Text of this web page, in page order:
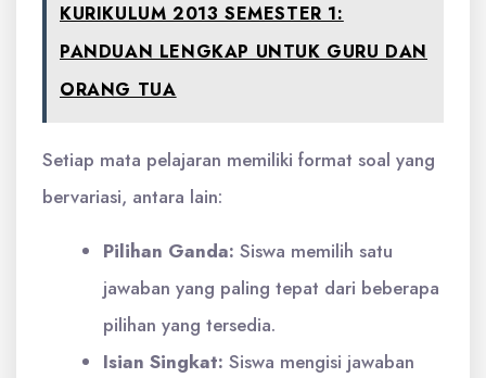
KURIKULUM 2013 SEMESTER 1:
PANDUAN LENGKAP UNTUK GURU DAN
ORANG TUA
Setiap mata pelajaran memiliki format soal yang
bervariasi, antara lain:
Pilihan Ganda: Siswa memilih satu
jawaban yang paling tepat dari beberapa
pilihan yang tersedia.
Isian Singkat: Siswa mengisi jawaban